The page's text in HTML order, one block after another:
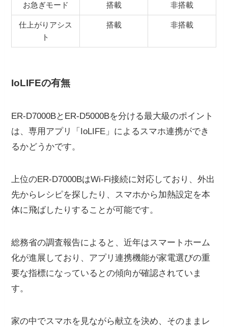
お急ぎモード 搭載 非搭載
仕上がりアシス
ト
搭載 非搭載
IoLIFEの有無
ER-D7000BとER-D5000Bを分ける最大級のポイント
は、専用アプリ「IoLIFE」によるスマホ連携ができ
るかどうかです。
上位のER-D7000BはWi-Fi接続に対応しており、外出
先からレシピを探したり、スマホから加熱設定を本
体に飛ばしたりすることが可能です。
総務省の調査報告によると、近年はスマートホーム
化が進展しており、アプリ連携機能が家電選びの重
要な指標になっているとの傾向が確認されていま
す。
家の中でスマホを見ながら献立を決め、そのままレ